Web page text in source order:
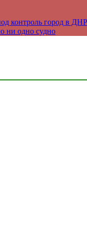
контроль город в ДНР
ни одно судно